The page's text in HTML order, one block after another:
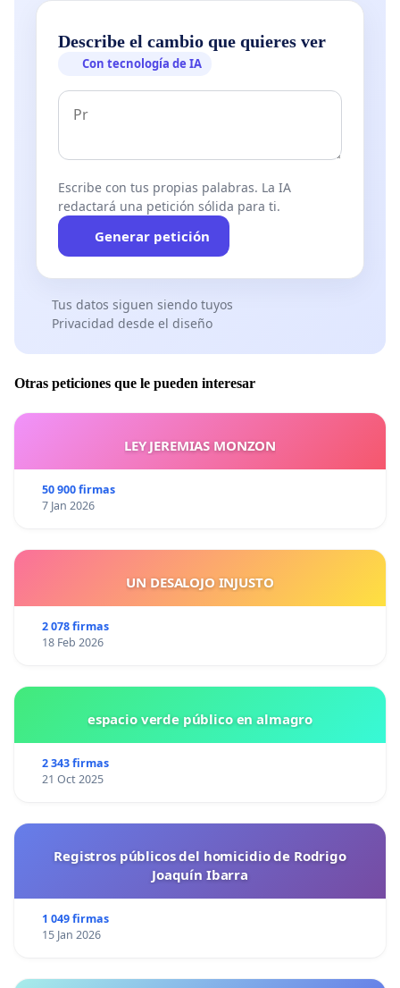
Describe el cambio que quieres ver
Con tecnología de IA
Escribe con tus propias palabras. La IA
redactará una petición sólida para ti.
Generar petición
Tus datos siguen siendo tuyos
Privacidad desde el diseño
Otras peticiones que le pueden interesar
LEY JEREMIAS MONZON
50 900 firmas
7 Jan 2026
UN DESALOJO INJUSTO
2 078 firmas
18 Feb 2026
espacio verde público en almagro
2 343 firmas
21 Oct 2025
Registros públicos del homicidio de Rodrigo
Joaquín Ibarra
1 049 firmas
15 Jan 2026